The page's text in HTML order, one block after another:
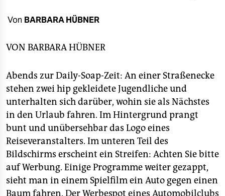
verlag
verlag
veranstaltungen
shop
fragen & hilfe
unterstützen
Von BARBARA HÜBNER
VON BARBARA HÜBNER
Abends zur Daily-Soap-Zeit: An einer Straßenecke
stehen zwei hip gekleidete Jugendliche und
unterhalten sich darüber, wohin sie als Nächstes
in den Urlaub fahren. Im Hintergrund prangt
bunt und unübersehbar das Logo eines
Reiseveranstalters. Im unteren Teil des
Bildschirms erscheint ein Streifen: Achten Sie bitte
auf Werbung. Einige Programme weiter gezappt,
sieht man in einem Spielfilm ein Auto gegen einen
Baum fahren. Der Werbespot eines Automobilclubs